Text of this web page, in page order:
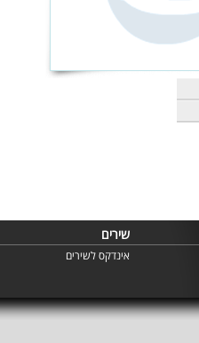
שירים
אינדקס לשירים